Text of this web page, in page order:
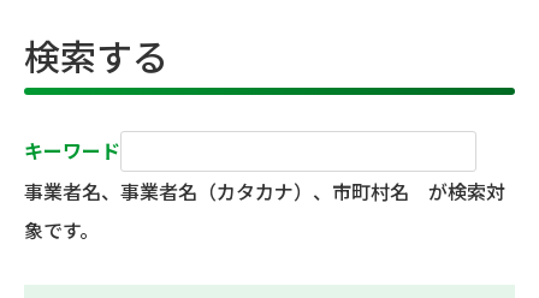
検索する
キーワード
事業者名、事業者名（カタカナ）、市町村名 が検索対
象です。